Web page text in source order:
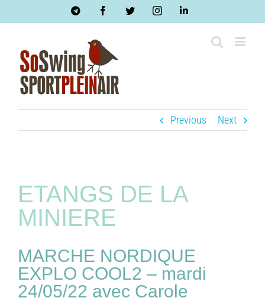
TelegramFacebookTwitterInstagramLinkedIn
Previous Next
ETANGS DE LA
MINIERE
MARCHE NORDIQUE
EXPLO COOL2 – mardi
24/05/22 avec Carole